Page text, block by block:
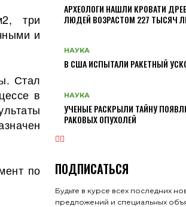
три
и
Стал
в
по
АРХЕОЛОГИ НАШЛИ КРОВАТИ
ЛЮДЕЙ ВОЗРАСТОМ 227 ТЫСЯЧ
НАУКА
В США ИСПЫТАЛИ РАКЕТНЫЙ
НАУКА
УЧЕНЫЕ РАСКРЫЛИ ТАЙНУ
РАКОВЫХ ОПУХОЛЕЙ
ПОДПИСАТЬСЯ
Будьте в курсе всех последних
предложений и специальных